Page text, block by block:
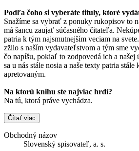
Podľa čoho si vyberáte tituly, ktoré
Snažíme sa vybrať z ponuky rukopisov to
má šancu zaujať súčasného čitateľa.
patria k tým najsmutnejším veciam na
zžilo s naším vydavateľstvom a tým sme
čo napíšu, pokiaľ to zodpovedá ich a našej
sa u nás stále nosia a naše texty patria stále
apretovaným.
Na ktorú knihu ste najviac hrdí?
Na tú, ktorá práve vychádza.
Čítať viac
Obchodný názov
Slovenský spisovateľ, a. s.